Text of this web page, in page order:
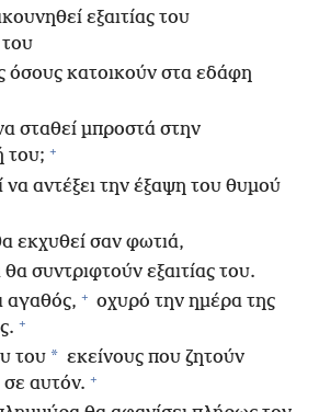
εξαιτίας του
όσους κατοικούν στα εδάφη
σταθεί μπροστά στην
του; +
να αντέξει την έξαψη του θυμού
εκχυθεί σαν φωτιά,
θα συντριφτούν εξαιτίας του.
αγαθός, + οχυρό την ημέρα της
+
του * εκείνους που ζητούν
αυτόν. +